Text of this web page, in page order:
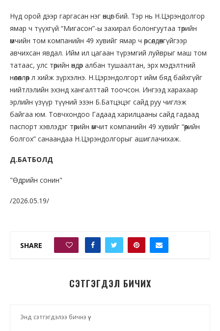
Нүд орой дээр гаргасан нэг өнцөг бий. Тэр нь Н.Цэрэндолгор
ямар ч түүхгүй “Мигасон”-ы захирал болонгуутаа төрийн
өмчийн том компанийн 49 хувийг ямар ч өрсөлдөөнгүйгээр
авчихсан явдал. Ийм ил цагаан түрэмгий луйврыг маш том
татаас, улс төрийн өндөр албан тушаалтан, эрх мэдэлтний
нөлөөллөөр л хийж зүрхэлнэ. Н.Цэрэндолгорт ийм бяд байхгүйг
нийтлэлийн эхэнд хангалттай тоочсон. Ингээд харахаар
эрлийн үзүүр түүний эзэн Б.Батцэцэг сайд руу чиглэж
байгаа юм. Товчхондоо Гадаад харилцааны сайд гадаад
паспорт хэвлэдэг төрийн өмчит компанийн 49 хувийг “өөрийн
болгох” санаандаа Н.Цэрэндолгорыг ашиглачихаж.
Д.БАТБОЛД
"Өдрийн сонин"
/2026.05.19/
SHARE
СЭТГЭГДЭЛ БИЧИХ